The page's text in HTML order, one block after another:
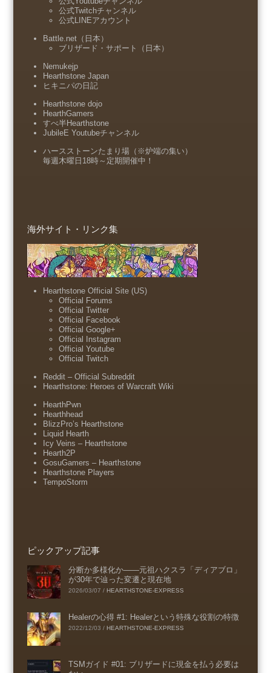
公式Twitchチャンネル
公式LINEアカウント
Battle.net（日本）
ブリザード・サポート（日本）
Nemukejp
Hearthstone Japan
ヒキニパの日記
Hearthstone dojo
HearthGamers
すべ半Hearthstone
JubileE Youtubeチャンネル
ハースストーンたまり場（※炉端の集い）
毎週木曜日18時～定期開催中！
海外サイト・リンク集
Hearthstone Official Site (US)
Official Forums
Official Twitter
Official Facebook
Official Google+
Official Instagram
Official Youtube
Official Twitch
Reddit – Official Subreddit
Hearthstone: Heroes of Warcraft Wiki
HearthPwn
Hearthhead
BlizzPro’s Hearthstone
Liquid Hearth
Icy Veins – Hearthstone
Hearth2P
GosuGamers – Hearthstone
Hearthstone Players
TempoStorm
ピックアップ記事
分断か多様化か――元祖ハクスラ「ディアブロ」
が30年で辿った変遷と現在地
2026/03/07 / HEARTHSTONE-EXPRESS
Healerの心得 #1: Healerという特殊な役割の特徴
2022/12/03 / HEARTHSTONE-EXPRESS
TSMガイド #01: ブリザードに現金を払う必要は